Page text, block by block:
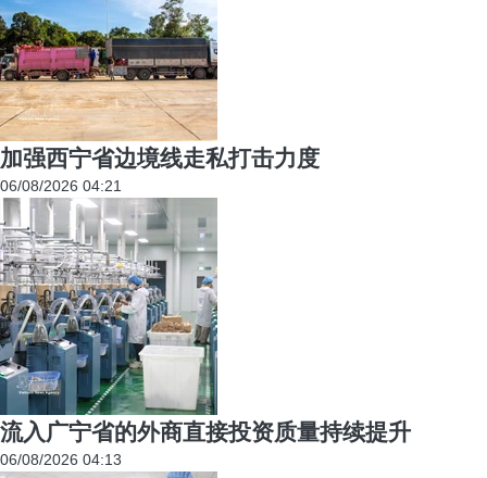
加强西宁省边境线走私打击力度
06/08/2026 04:21
流入广宁省的外商直接投资质量持续提升
06/08/2026 04:13